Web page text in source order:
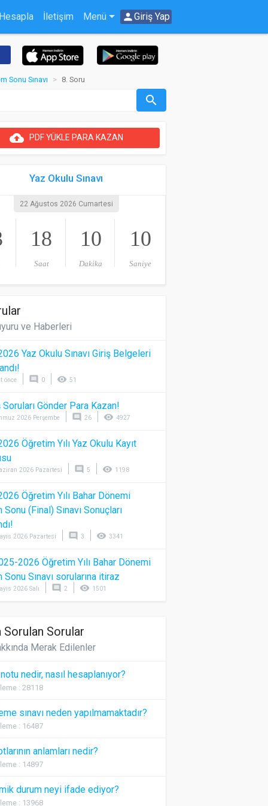
İletişim Menü personGiriş Yap
Sonu Sınavı 8. Soru
search
cloud_uploadPDF YÜKLE PARA KAZAN
Yaz Okulu Sınavı
22 Ağustos 2026 Cumartesi
18
Saat
10
Dakika
10
Saniye
ve Haberleri
Yaz Okulu Sınavı Giriş Belgeleri
önce comment 0 visibility 51
Soruları Gönder Para Kazan!
2026 Perşembe comment 26 visibility 4927
Öğretim Yılı Yaz Okulu Kayıt
2026 Pazartesi comment 5 visibility 1198
Öğretim Yılı Bahar Dönemi
Sonu (Final) Sınavı Sonuçları
2026 Pazartesi comment 3 visibility 3341
2026 Öğretim Yılı Bahar Dönemi
Sonu Sınavı sorularına itiraz
2026 Salı comment 2 visibility 1501
Sorulan Sorular
Merak Edilenler
notu nedir, nasıl hesaplanıyor?
: 28118
sınavı neden yapılmamaktadır?
: 16487
anlamları nedir?
: 14897
durum neyi ifade ediyor?
: 13968